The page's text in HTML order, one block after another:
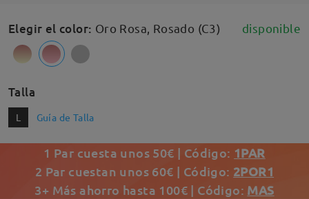
Elegir el color: Oro Rosa, Rosado (C3) disponible
Talla
L Guía de Talla
1 Par cuesta unos 50€ | Código: 1PAR
2 Par cuestan unos 60€ | Código: 2POR1
3+ Más ahorro hasta 100€ | Código: MAS